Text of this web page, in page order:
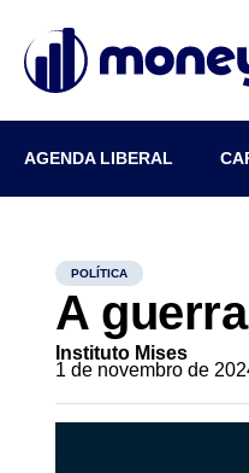
AGENDA LIBERAL
POLÍTICA
A
Instituto Mises
1 de novembro de